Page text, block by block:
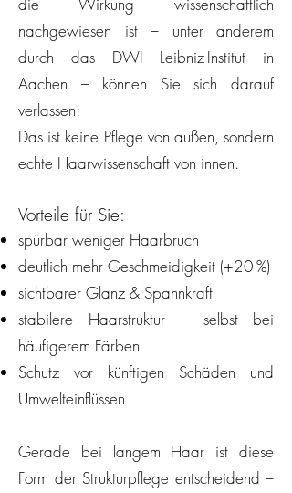
nachgewiesen ist – unter anderem
durch das DWI Leibniz-Institut in
Aachen – können Sie sich darauf
verlassen:
Das ist keine Pflege von außen, sondern
echte Haarwissenschaft von innen.
Vorteile für Sie:
spürbar weniger Haarbruch
deutlich mehr Geschmeidigkeit (+20 %)
sichtbarer Glanz & Spannkraft
stabilere Haarstruktur – selbst bei
häufigerem Färben
Schutz vor künftigen Schäden und
Umwelteinflüssen
Gerade bei langem Haar ist diese
Form der Strukturpflege entscheidend –